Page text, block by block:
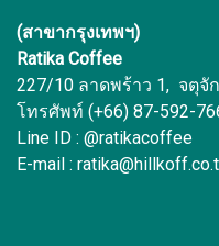
(สาขากรุงเทพฯ)
Ratika Coffee
227/10 ลาดพร้าว 1, จตุจั
โทรศัพท์ (+66) 87-592-
Line ID : @ratikacoffee
E-mail :